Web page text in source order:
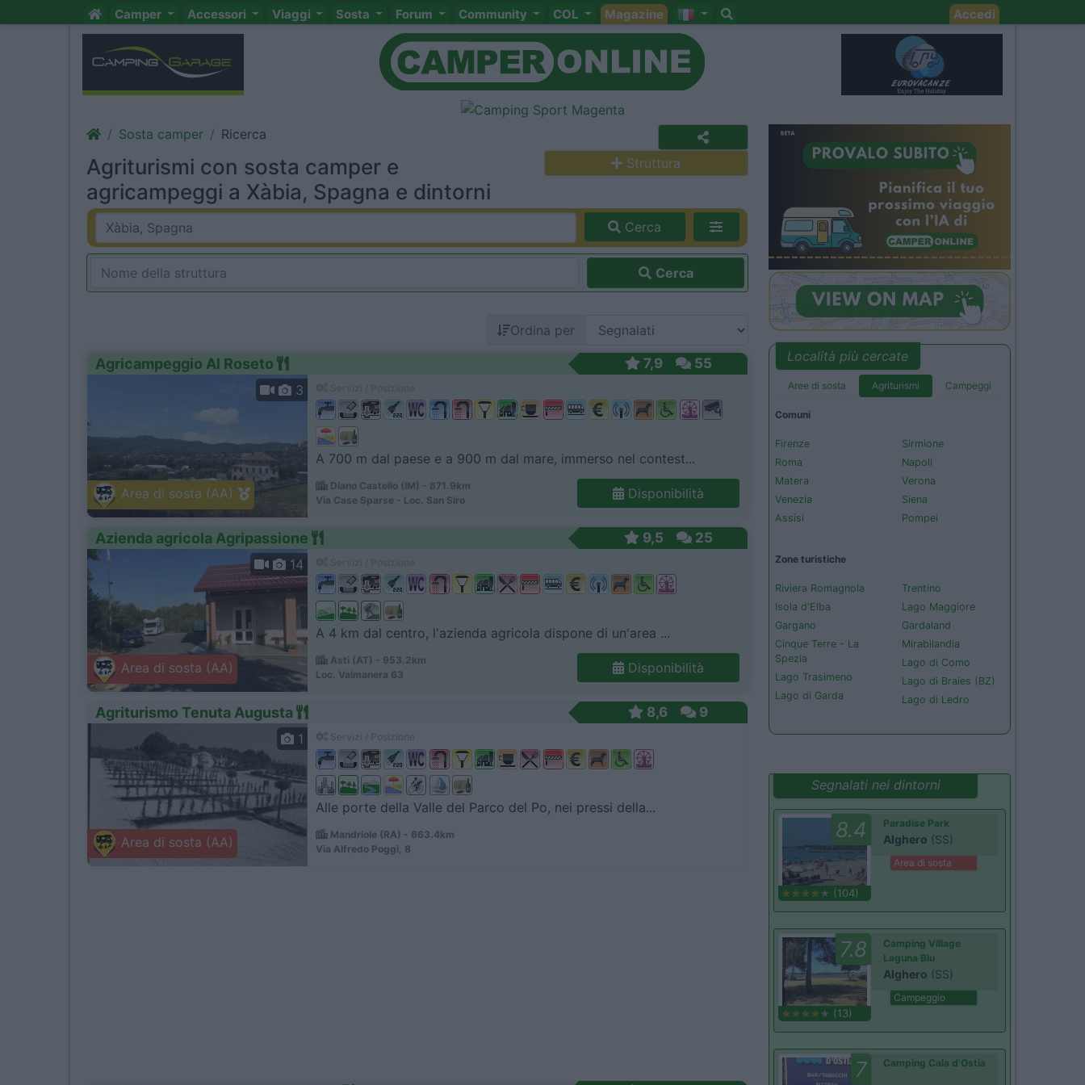
Camper Accessori Viaggi Sosta Forum Community COL Magazine Accedi
Sosta camper Ricerca
Agriturismi con sosta camper e
agricampeggi a Xàbia, Spagna e dintorni
Struttura
Cerca
Cerca
Ordina per
Agricampeggio Al Roseto 7,9 55
Area di sosta (AA)
3
A 700 m dal paese e a 900 m dal mare, immerso nel contest...
Diano Castello (IM) - 871.9km
Via Case Sparse - Loc. San Siro
Disponibilità
Azienda agricola Agripassione 9,5 25
Area di sosta (AA)
14
A 4 km dal centro, l'azienda agricola dispone di un'area ...
Asti (AT) - 953.2km
Loc. Valmanera 63
Disponibilità
Agriturismo Tenuta Augusta 8,6 9
Area di sosta (AA)
1
Alle porte della Valle del Parco del Po, nei pressi della...
Mandriole (RA) - 663.4km
Via Alfredo Poggi, 8
Località più cercate
Aree di sosta Agriturismi Campeggi
Comuni
Firenze
Roma
Matera
Venezia
Assisi
Sirmione
Napoli
Verona
Siena
Pompei
Zone turistiche
Riviera Romagnola
Isola d'Elba
Gargano
Cinque Terre - La
Spezia
Lago Trasimeno
Lago di Garda
Trentino
Lago Maggiore
Gardaland
Mirabilandia
Lago di Como
Lago di Braies (BZ)
Lago di Ledro
Segnalati nei dintorni
8.4
(104)
Paradise Park
Alghero (SS)
Area di sosta
7.8
(13)
Camping Village
Laguna Blu
Alghero (SS)
Campeggio
7 Camping Cala d'Ostia